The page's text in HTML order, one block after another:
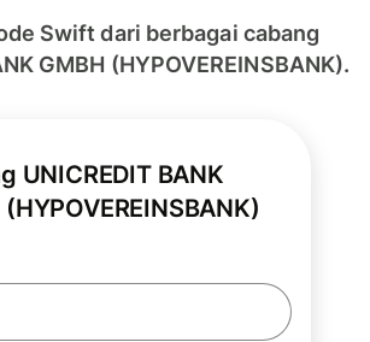
Swift dari berbagai cabang
GMBH (HYPOVEREINSBANK).
UNICREDIT BANK
(HYPOVEREINSBANK)